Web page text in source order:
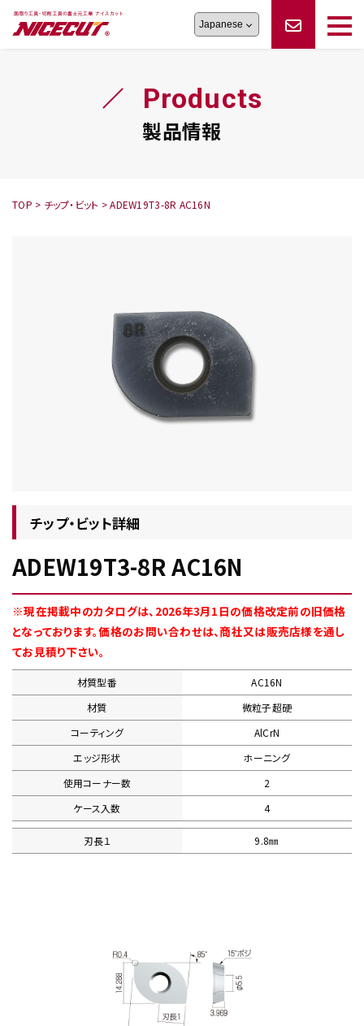
旋盤工具シリーズ
シリーズ
生産終了品
オーダー品依頼
フェイス・ショルダーシリーズかんたんオーダー
トラブルシューティング
ロックピンの逆ジメに注意
Products
製品情報
TOP > チップ・ビット >ADEW19T3-8R AC16N
チップ・ビット詳細
ADEW19T3-8R AC16N
※現在掲載中のカタログは、2026年3月1日の価格改定前の旧価格
となっております。価格のお問い合わせは、商社又は販売店様を通し
てお見積り下さい。
材質型番
AC16N
材質
微粒子超硬
コーティング
AlCrN
エッジ形状
ホーニング
使用コーナー数
2
ケース入数
4
刃長１ 9.8㎜